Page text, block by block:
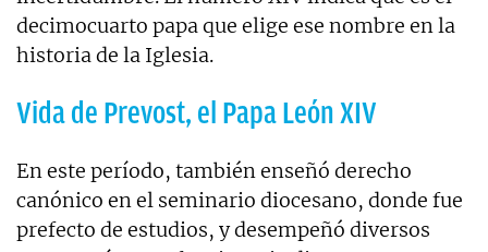
decimocuarto papa que elige ese nombre en la
historia de la Iglesia.
Vida de Prevost, el Papa León XIV
En este período, también enseñó derecho
canónico en el seminario diocesano, donde fue
prefecto de estudios, y desempeñó diversos